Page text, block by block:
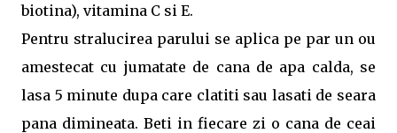
biotina), vitamina C si E.
Pentru stralucirea parului se aplica pe par un ou
amestecat cu jumatate de cana de apa calda, se
lasa 5 minute dupa care clatiti sau lasati de seara
pana dimineata. Beti in fiecare zi o cana de ceai